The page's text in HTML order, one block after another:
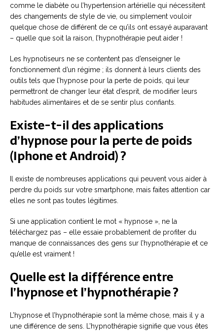
comme le diabète ou l’hypertension artérielle qui nécessitent
des changements de style de vie, ou simplement vouloir
quelque chose de différent de ce qu’ils ont essayé auparavant
– quelle que soit la raison, l’hypnothérapie peut aider !
Les hypnotiseurs ne se contentent pas d’enseigner le
fonctionnement d’un régime ; ils donnent à leurs clients des
outils tels que l’hypnose pour la perte de poids, qui leur
permettront de changer leur état d’esprit, de modifier leurs
habitudes alimentaires et de se sentir plus confiants.
Existe-t-il des applications
d’hypnose pour la perte de poids
(Iphone et Android) ?
Il existe de nombreuses applications qui peuvent vous aider à
perdre du poids sur votre smartphone, mais faites attention car
elles ne sont pas toutes légitimes.
Si une application contient le mot « hypnose », ne la
téléchargez pas – elle essaie probablement de profiter du
manque de connaissances des gens sur l’hypnothérapie et ce
qu’elle est vraiment !
Quelle est la différence entre
l’hypnose et l’hypnothérapie ?
L’hypnose et l’hypnothérapie sont la même chose, mais il y a
une différence de sens. L’hypnothérapie signifie que vous êtes